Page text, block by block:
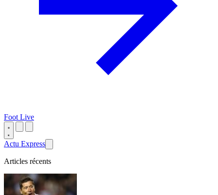
Foot Live
Actu Express
Articles récents